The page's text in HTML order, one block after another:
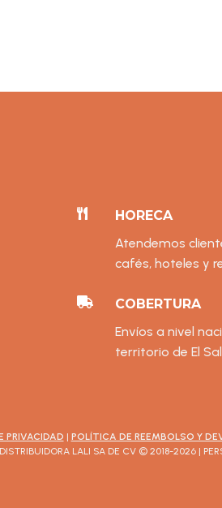

HORECA
Atendemos
cafés, hoteles y

COBERTURA
Envíos a nivel
territorio de El
PRIVACIDAD | POLÍTICA DE REEMBOLSO Y
DISTRIBUIDORA LALI SA DE CV © 2018-2026 |